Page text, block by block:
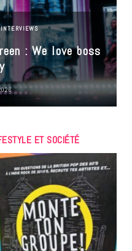
: We love boss
ET SOCIÉTÉ